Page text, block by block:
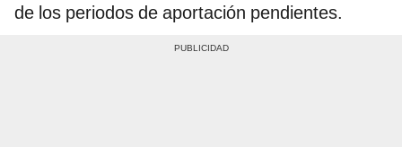
de los periodos de aportación pendientes.